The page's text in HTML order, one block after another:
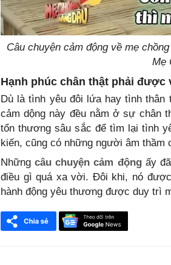
Câu chuyện cảm động về mẹ
Mẹ
Hạnh phúc chân thật phải
Dù là tình yêu đôi lứa hay tình thân
cảm dộng này đều nằm ở sự chân
tổn thương sâu sắc để tìm lại tình
kiến, cũng có những người âm
Nhữngcâu chuyện cảm độngấy đã
điều gì quá xa vời. Đôi khi, nó
hành động yêu thương được duy trì